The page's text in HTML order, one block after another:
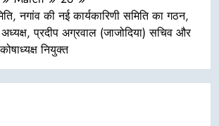
नगांव की नई कार्यकारिणी समिति का गठन,
प्रदीप अग्रवाल (जाजोदिया) सचिव और
नियुक्त